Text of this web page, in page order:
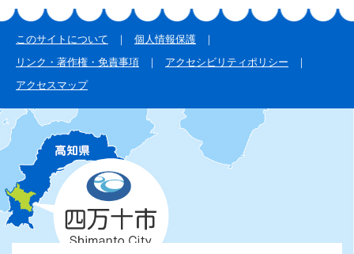
このサイトについて
個人情報保護
リンク・著作権・免責事項
アクセシビリティポリシー
アクセスマップ